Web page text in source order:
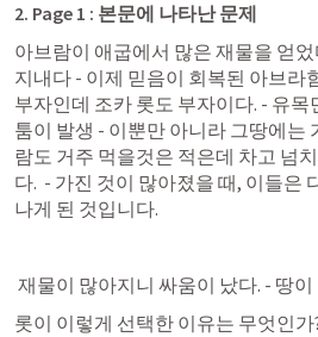
2. Page 1 : 본문에 나타난 문제
아브람이 애굽에서 많은 재물을 얻
지내다 - 이제 믿음이 회복된 아브라
부자인데 조카 롯도 부자이다. - 유목
툼이 발생 - 이뿐만 아니라 그땅에는
람도 거주 먹을것은 적은데 차고 넘
다.  - 가진 것이 많아졌을 때, 이들은
나게 된 것입니다.
재물이 많아지니 싸움이 났다. - 땅
롯이 이렇게 선택한 이유는 무엇인